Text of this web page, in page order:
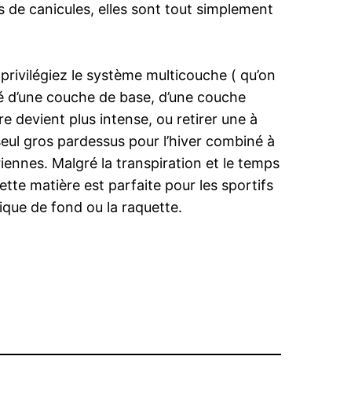
de canicules, elles sont tout simplement
le système multicouche ( qu’on
couche de base, d’une couche
devient plus intense, ou retirer une à
gros pardessus pour l’hiver combiné à
Malgré la transpiration et le temps
matière est parfaite pour les sportifs
de fond ou la raquette.